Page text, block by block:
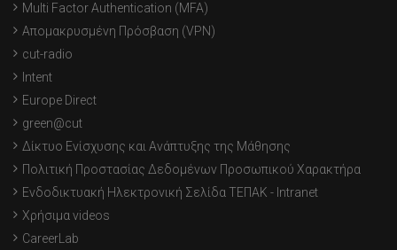
Multi Factor Authentication (MFA)
Απομακρυσμένη Πρόσβαση (VPN)
cut-radio
Intent
Europe Direct
green@cut
Δίκτυο Ενίσχυσης και Ανάπτυξης της Μάθησης
Πολιτική Προστασίας Δεδομένων Προσωπικού Χαρακτήρα
Ενδοδικτυακή Ηλεκτρονική Σελίδα ΤΕΠΑΚ - Intranet
Χρήσιμα videos
CareerLab